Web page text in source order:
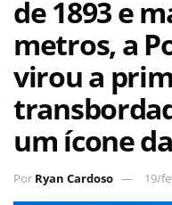
de 1893 e
metros, a
virou a
um ícone
Por Ryan Cardoso 19/